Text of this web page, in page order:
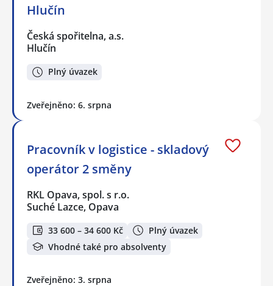
Hlučín
Česká spořitelna, a.s.
Hlučín
Plný úvazek
Zveřejněno: 6. srpna
Pracovník v logistice - skladový
operátor 2 směny
RKL Opava, spol. s r.o.
Suché Lazce, Opava
33 600 – 34 600 Kč
Plný úvazek
Vhodné také pro absolventy
Zveřejněno: 3. srpna